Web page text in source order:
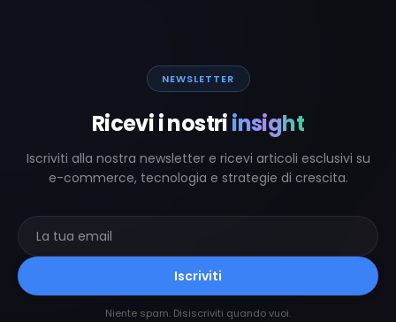
NEWSLETTER
Ricevi i nostriinsight
Iscriviti alla nostra newsletter e ricevi articoli esclusivi su
e-commerce, tecnologia e strategie di crescita.
Iscriviti
Niente spam. Disiscriviti quando vuoi.